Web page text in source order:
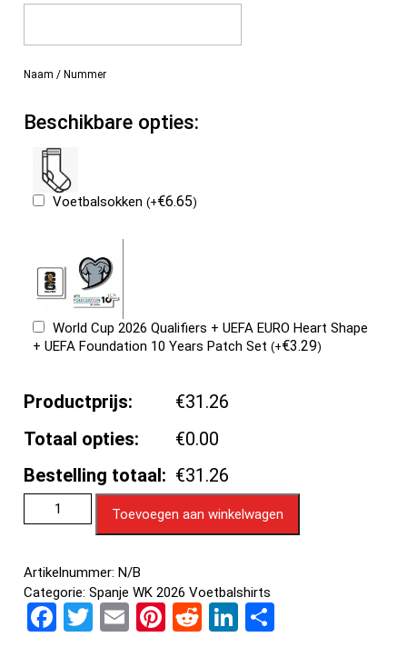
Naam / Nummer
Beschikbare opties:
Voetbalsokken(+€6.65)
World Cup 2026 Qualifiers + UEFA EURO Heart Shape
+ UEFA Foundation 10 Years Patch Set(+€3.29)
Productprijs:
€31.26
Totaal opties:
€0.00
Bestelling totaal: €31.26
Toevoegen aan winkelwagen
Artikelnummer:N/B
Categorie:Spanje WK 2026 Voetbalshirts
F
T
E
Pi R
Li